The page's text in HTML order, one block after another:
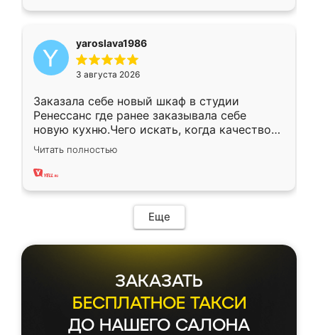
yaroslava1986
3 августа 2026
Заказала себе новый шкаф в студии
Ренессанс где ранее заказывала себе
новую кухню.Чего искать, когда качеством
вполне довольна. Служит кухня уже почти
два года, нареканий нет.
Читать полностью
Еще
ЗАКАЗАТЬ
БЕСПЛАТНОЕ ТАКСИ
ДО НАШЕГО САЛОНА